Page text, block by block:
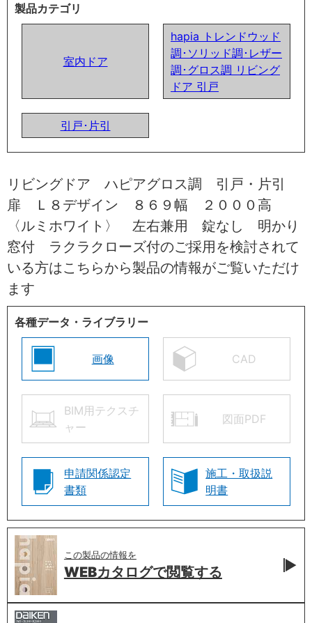
製品カテゴリ
室内ドア
hapia トレンドウッド
調･ソリッド調･レザー
調･グロス調 リビング
ドア 引戸
引戸･片引
リビングドア ハピアグロス調 引戸・片引
扉 Ｌ８デザイン ８６９幅 ２０００高
〈ルミホワイト〉 左右兼用 錠なし 明かり
窓付 ラクラクローズ付のご採用を検討されて
いる方はこちらから製品の情報がご覧いただけ
ます
各種データ・ライブラリー
画像 CAD
BIM用テクスチ
ャー
図面PDF
申請関係認定
書類
施工・取扱説
明書
この製品の情報を
WEBカタログで閲覧する